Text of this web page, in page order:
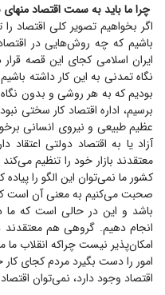
چرا ما باید به سمت اقتصاد
اگر بخواهیم تصویر کلی اقتصاد
باشیم که چه روش‌هایی در
ایران اسلامی کجای این قصه
نگاه تمدنی به این کار داشته
بودیم که به هر روشی و بدون
برسیم، اداره اقتصاد کار سختی
عظیم طبیعی و نیروی انسانی
آزاد یا به اقتصاد دولتی اعتقاد
معتقدند بازار خود را تنظیم
کشور ما نمی‌توان این الگو را پیاده
صحبت می‌کنیم به معنی آن است
باشد و این در حالی است که ما
انجام دهیم. گروهی هم معتقدند
امکان‌پذیر نیست چراکه انقلاب
امور را دست بگیرد مردم کجای کار
اقتصاد وجود دارد، نمی‌توان